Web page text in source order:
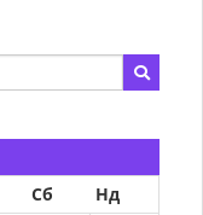
Сб Нд